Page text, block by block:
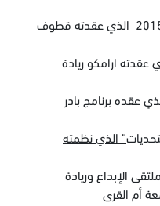
الأسبوع العالمي لريادة الأعمال 2015 الذي عقدته قطوف
عقدته ارامكو ريادة
عقده برنامج بادر
” الذي نظمته
ملتقى الإبداع وريادة